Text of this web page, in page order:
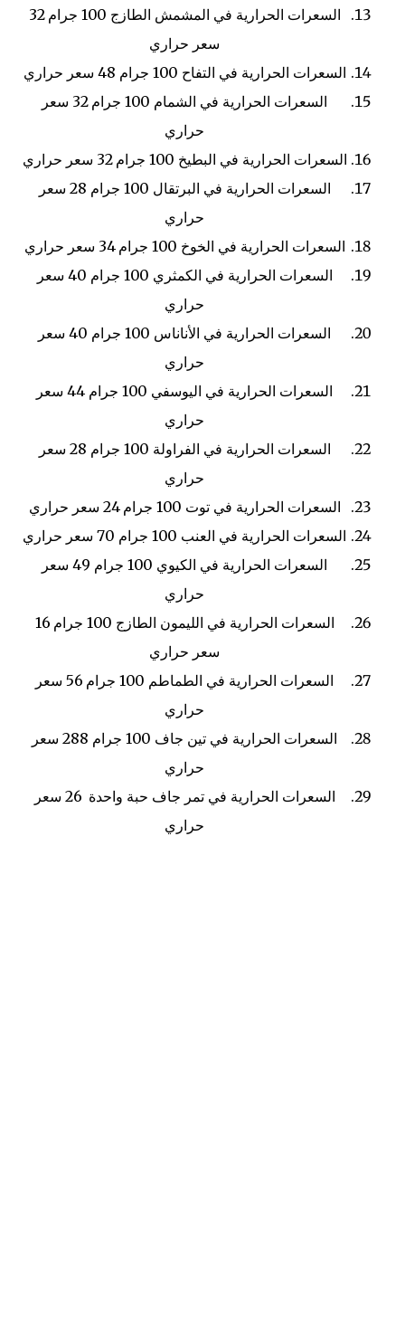
السعرات الحرارية في المشمش الطازج 100 جرام
32
سعر حراري
السعرات الحرارية في التفاح 100 جرام
48 سعر حراري
السعرات الحرارية في الشمام 100 جرام
32 سعر
حراري
السعرات الحرارية في البطيخ 100 جرام
32 سعر حراري
السعرات الحرارية في البرتقال 100 جرام
28 سعر
حراري
السعرات الحرارية في الخوخ 100 جرام
34 سعر حراري
السعرات الحرارية في الكمثري 100 جرام
40 سعر
حراري
السعرات الحرارية في الأناناس 100 جرام
40 سعر
حراري
السعرات الحرارية في اليوسفي 100 جرام
44 سعر
حراري
السعرات الحرارية في الفراولة 100 جرام
28 سعر
حراري
السعرات الحرارية في توت 100 جرام
24 سعر حراري
السعرات الحرارية في العنب 100 جرام
70 سعر حراري
السعرات الحرارية في الكيوي 100 جرام
49 سعر
حراري
السعرات الحرارية في الليمون الطازج 100 جرام
16
سعر حراري
السعرات الحرارية في الطماطم 100 جرام
56 سعر
حراري
السعرات الحرارية في تين جاف 100 جرام
288 سعر
حراري
السعرات الحرارية في تمر جاف حبة واحدة
26 سعر
حراري